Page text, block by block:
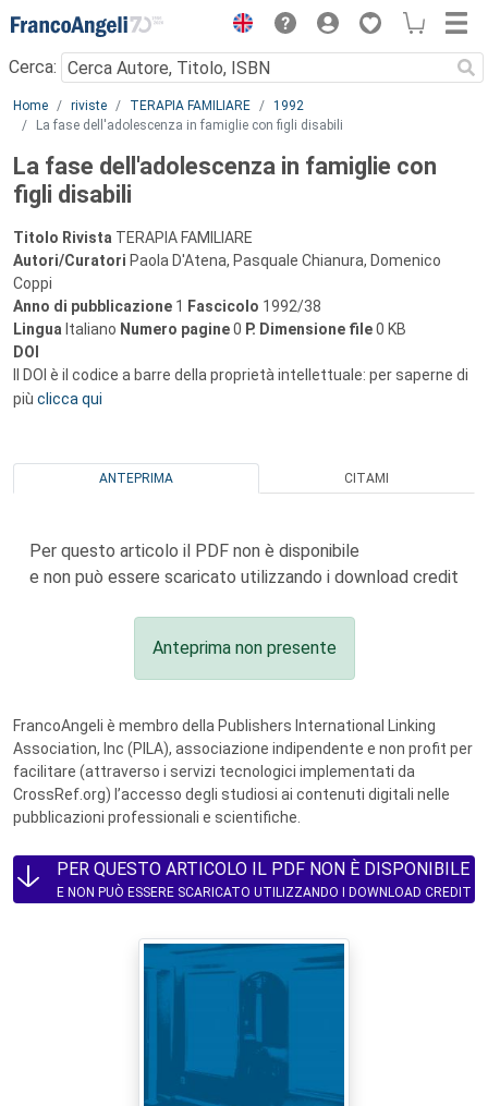
Menu
Cerca:
Main content
Home riviste TERAPIA FAMILIARE
1992
La fase dell'adolescenza in famiglie con figli disabili
La fase dell'adolescenza in famiglie con
figli disabili
Titolo Rivista TERAPIA FAMILIARE
Autori/Curatori Paola D'Atena, Pasquale Chianura, Domenico
Coppi
Anno di pubblicazione 1 Fascicolo 1992/38
Lingua Italiano Numero pagine0 P. Dimensione file0 KB
DOI
Il DOI è il codice a barre della proprietà intellettuale: per saperne di
più clicca qui
ANTEPRIMA CITAMI
Per questo articolo il PDF non è disponibile
e non può essere scaricato utilizzando i download credit
Anteprima non presente
FrancoAngeli è membro della Publishers International Linking
Association, Inc (PILA), associazione indipendente e non profit per
facilitare (attraverso i servizi tecnologici implementati da
CrossRef.org) l’accesso degli studiosi ai contenuti digitali nelle
pubblicazioni professionali e scientifiche.
PER QUESTO ARTICOLO IL PDF NON È DISPONIBILE
E NON PUÒ ESSERE SCARICATO UTILIZZANDO I DOWNLOAD CREDIT